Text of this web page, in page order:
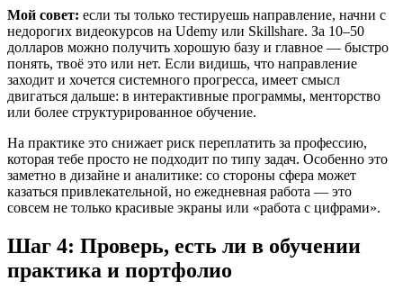
Мой совет: если ты только тестируешь направление, начни с
недорогих видеокурсов на Udemy или Skillshare. За 10–50
долларов можно получить хорошую базу и главное — быстро
понять, твоё это или нет. Если видишь, что направление
заходит и хочется системного прогресса, имеет смысл
двигаться дальше: в интерактивные программы, менторство
или более структурированное обучение.
На практике это снижает риск переплатить за профессию,
которая тебе просто не подходит по типу задач. Особенно это
заметно в дизайне и аналитике: со стороны сфера может
казаться привлекательной, но ежедневная работа — это
совсем не только красивые экраны или «работа с цифрами».
Шаг 4: Проверь, есть ли в обучении
практика и портфолио